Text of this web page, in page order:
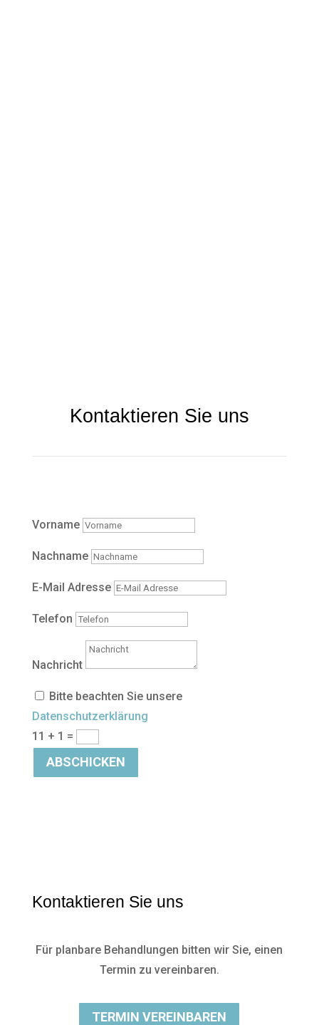
Kontaktieren Sie uns
Vorname
Nachname
E-Mail Adresse
Telefon
Nachricht
Bitte beachten Sie unsere
Datenschutzerklärung
11 + 1 =
ABSCHICKEN
Kontaktieren Sie uns
Für planbare Behandlungen bitten wir Sie, einen
Termin zu vereinbaren.
TERMIN VEREINBAREN